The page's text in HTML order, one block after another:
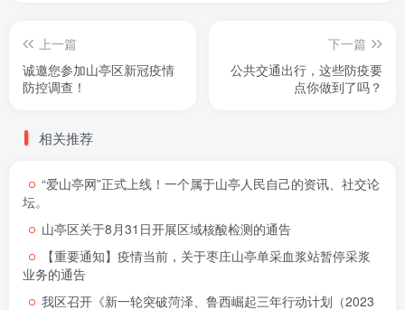
上一篇
诚邀您参加山亭区新冠疫情
防控调查！
下一篇
公共交通出行，这些防疫要
点你做到了吗？
相关推荐
“爱山亭网”正式上线！一个属于山亭人民自己的资讯、社交论
坛。
山亭区关于8月31日开展区域核酸检测的通告
【重要通知】疫情当前，关于枣庄山亭单采血浆站暂停采浆
业务的通告
我区召开《新一轮突破菏泽、鲁西崛起三年行动计划（2023